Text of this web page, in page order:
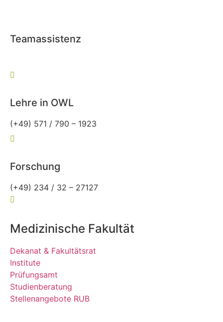
Teamassistenz
Lehre in OWL
(+49) 571 / 790 – 1923
Forschung
(+49) 234 / 32 – 27127
Medizinische Fakultät
Dekanat & Fakultätsrat
Institute
Prüfungsamt
Studienberatung
Stellenangebote RUB